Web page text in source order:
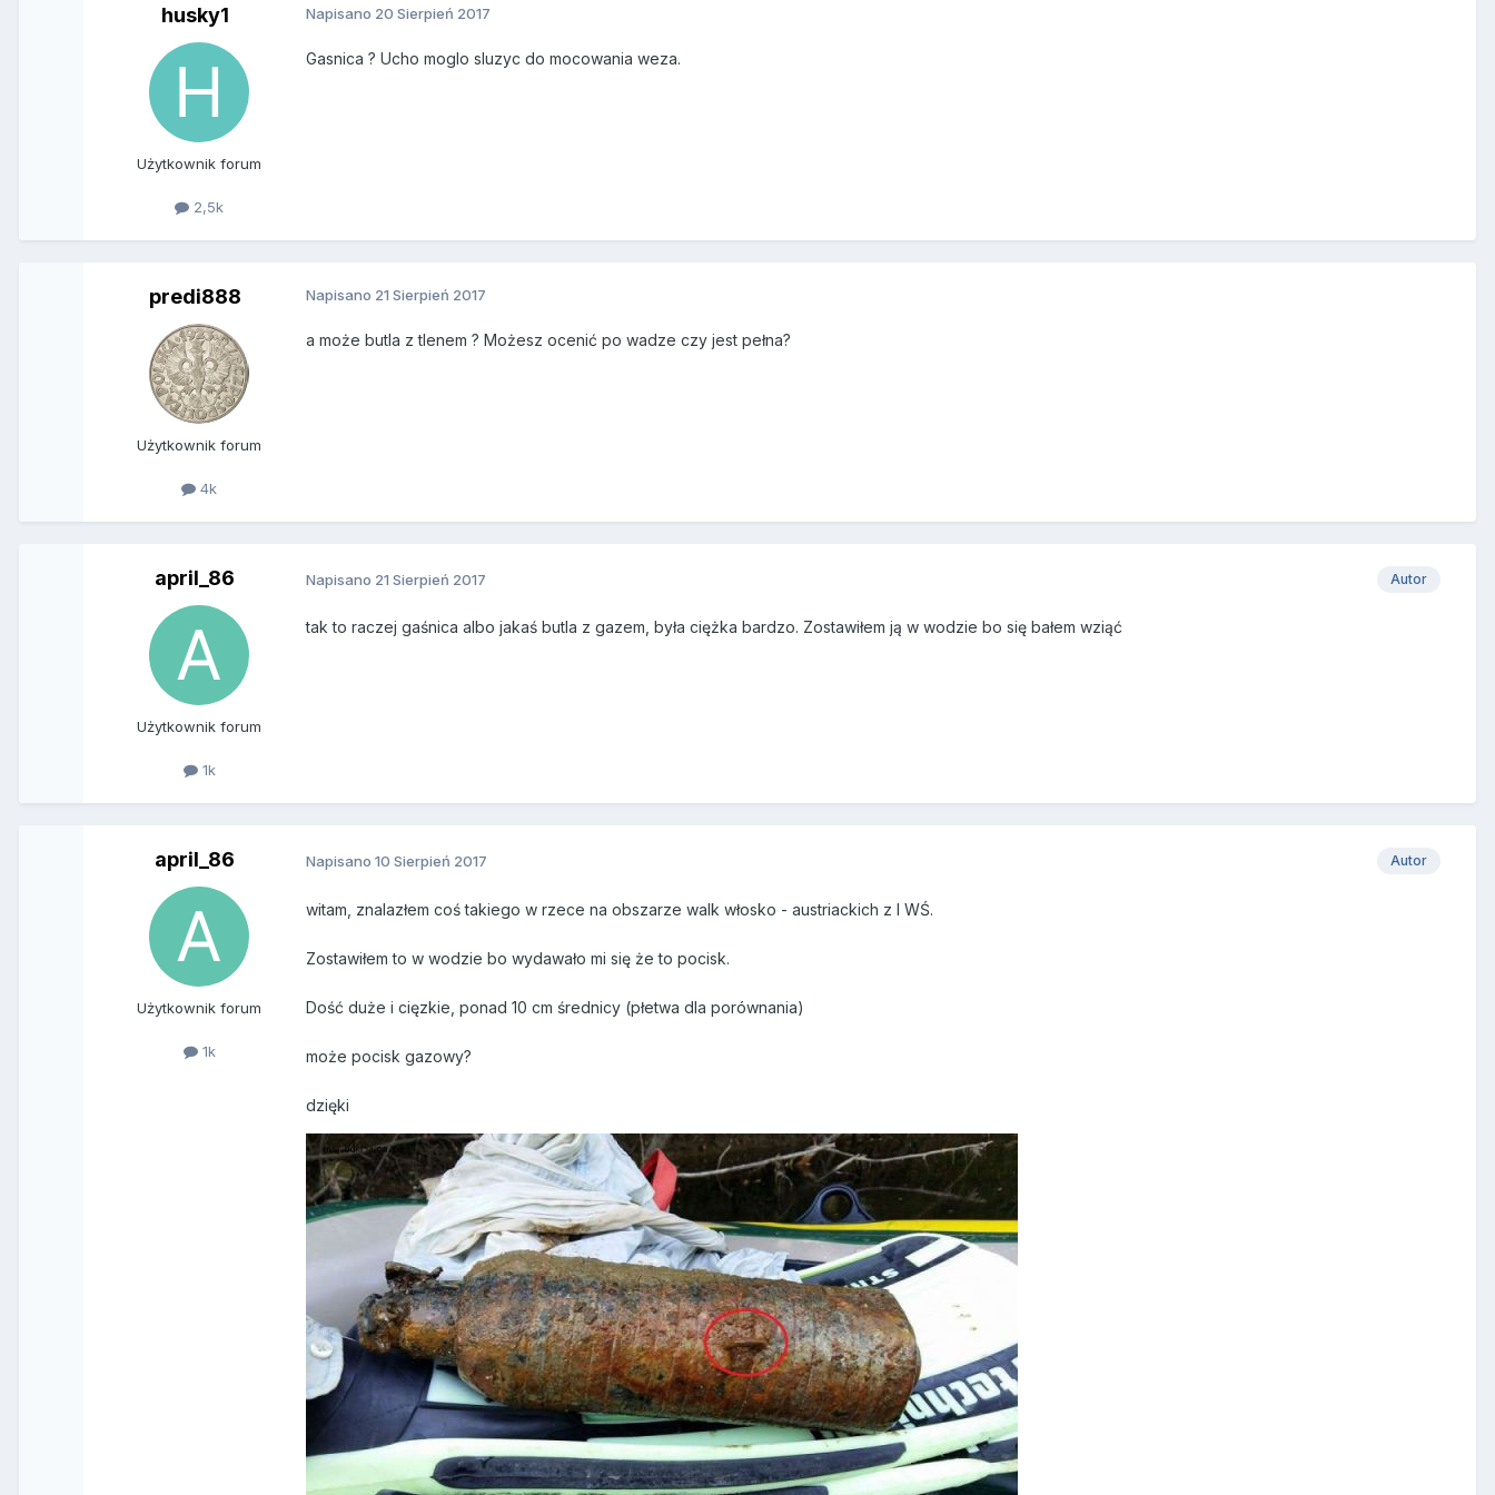
husky1
Użytkownik forum
2,5k
Napisano 20 Sierpień 2017
Gasnica ? Ucho moglo sluzyc do mocowania weza.
predi888
Użytkownik forum
4k
Napisano 21 Sierpień 2017
a może butla z tlenem ? Możesz ocenić po wadze czy jest pełna?
april_86
Użytkownik forum
1k
Autor
Napisano 21 Sierpień 2017
tak to raczej gaśnica albo jakaś butla z gazem, była ciężka bardzo. Zostawiłem ją w wodzie bo się bałem wziąć
april_86
Użytkownik forum
1k
Autor
Napisano10 Sierpień 2017
witam, znalazłem coś takiego w rzece na obszarze walk włosko - austriackich z I WŚ.
Zostawiłem to w wodzie bo wydawało mi się że to pocisk.
Dość duże i cięzkie, ponad 10 cm średnicy (płetwa dla porównania)
może pocisk gazowy?
dzięki